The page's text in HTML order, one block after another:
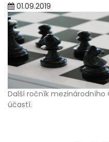
01.09.2019
Další ročník
účastí.